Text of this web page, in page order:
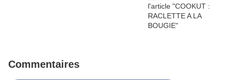
Commentaires